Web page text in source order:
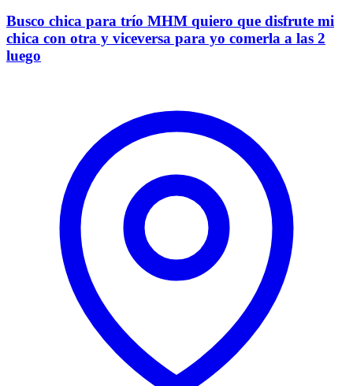
Busco chica para trío MHM quiero que disfrute mi
chica con otra y viceversa para yo comerla a las 2
luego